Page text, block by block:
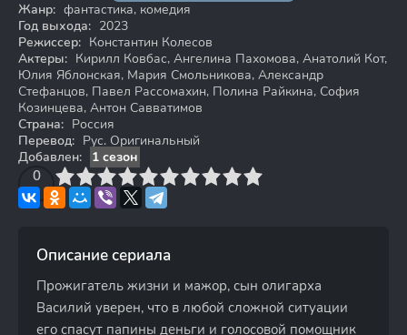
Жанр: фантастика, комедия
Год выхода: 2023
Режиссер: Константин Колесов
Актеры: Кирилл Ковбас, Ангелина Пахомова, Анатолий Кот,
Юлия Яблонская, Мария Смольникова, Александр
Стефанцов, Павел Рассомахин, Полина Райкина, София
Козинцева, Антон Савватимов
Страна: Россия
Перевод: Рус. Оригинальный
Добавлен:
1 сезон
0
4 6 7 8 9 10
Описание сериала
Прожигатель жизни и мажор, сын олигарха
Василий уверен, что в любой сложной ситуации
его спасут папины деньги и голосовой помощник